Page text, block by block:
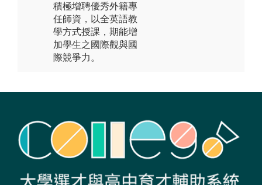
積極增聘優秀外籍專
任師資，以全英語教
學方式授課，期能增
加學生之國際觀與國
際競爭力。